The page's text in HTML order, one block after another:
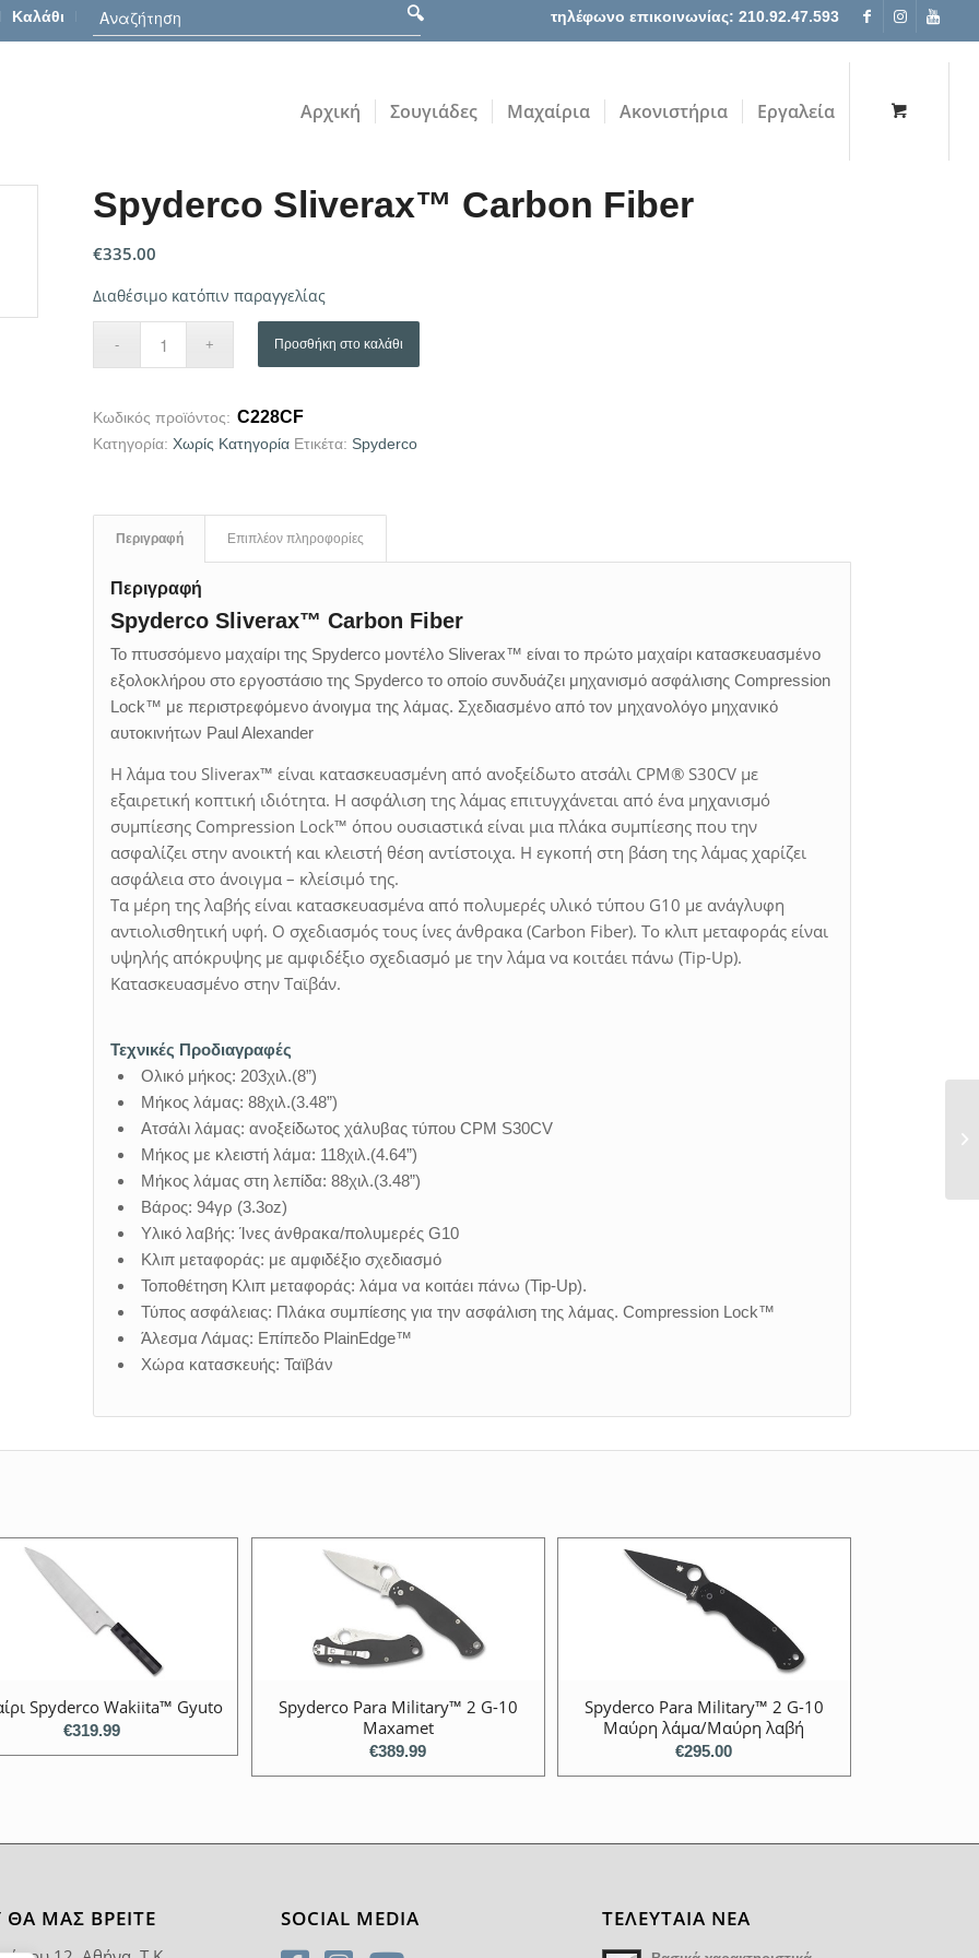
Καλάθι τηλέφωνο επικοινωνίας: 210.92.47.593
Αρχική Σουγιάδες Μαχαίρια Ακονιστήρια Εργαλεία
Spyderco Sliverax™ Carbon Fiber
€335.00
Διαθέσιμο κατόπιν παραγγελίας
Προσθήκη στο καλάθι
Κωδικός προϊόντος: C228CF
Κατηγορία:Χωρίς Κατηγορία Ετικέτα: Spyderco
Περιγραφή Επιπλέον πληροφορίες
Περιγραφή
Spyderco Sliverax™ Carbon Fiber
Το πτυσσόμενο μαχαίρι της Spyderco μοντέλο Sliverax™ είναι το πρώτο μαχαίρι κατασκευασμένο
εξολοκλήρου στο εργοστάσιο της Spyderco το οποίο συνδυάζει μηχανισμό ασφάλισης Compression
Lock™ με περιστρεφόμενο άνοιγμα της λάμας. Σχεδιασμένο από τον μηχανολόγο μηχανικό
αυτοκινήτων Paul Alexander
Η λάμα του Sliverax™ είναι κατασκευασμένη από ανοξείδωτο ατσάλι CPM® S30CV με
εξαιρετική κοπτική ιδιότητα. Η ασφάλιση της λάμας επιτυγχάνεται από ένα μηχανισμό
συμπίεσης Compression Lock™ όπου ουσιαστικά είναι μια πλάκα συμπίεσης που την
ασφαλίζει στην ανοικτή και κλειστή θέση αντίστοιχα. Η εγκοπή στη βάση της λάμας χαρίζει
ασφάλεια στο άνοιγμα – κλείσιμό της.
Τα μέρη της λαβής είναι κατασκευασμένα από πολυμερές υλικό τύπου G10 με ανάγλυφη
αντιολισθητική υφή. Ο σχεδιασμός τους ίνες άνθρακα (Carbon Fiber). Το κλιπ μεταφοράς είναι
υψηλής απόκρυψης με αμφιδέξιο σχεδιασμό με την λάμα να κοιτάει πάνω (Tip-Up).
Κατασκευασμένο στην Ταϊβάν.
Τεχνικές Προδιαγραφές
Ολικό μήκος: 203χιλ.(8”)
Μήκος λάμας: 88χιλ.(3.48”)
Ατσάλι λάμας: ανοξείδωτος χάλυβας τύπου CPM S30CV
Μήκος με κλειστή λάμα: 118χιλ.(4.64”)
Μήκος λάμας στη λεπίδα: 88χιλ.(3.48”)
Βάρος: 94γρ (3.3oz)
Υλικό λαβής: Ίνες άνθρακα/πολυμερές G10
Κλιπ μεταφοράς: με αμφιδέξιο σχεδιασμό
Τοποθέτηση Κλιπ μεταφοράς: λάμα να κοιτάει πάνω (Tip-Up).
Τύπος ασφάλειας: Πλάκα συμπίεσης για την ασφάλιση της λάμας. Compression Lock™
Άλεσμα Λάμας: Επίπεδο PlainEdge™
Χώρα κατασκευής: Ταϊβάν
Spyderco Wakiita™ Gyuto
€319.99
Spyderco Para Military™ 2 G-10
Maxamet
€389.99
Spyderco Para Military™ 2 G-10
Μαύρη λάμα/Μαύρη λαβή
€295.00
ΜΑΣ ΒΡΕΊΤΕ SOCIAL MEDIA ΤΕΛΕΥΤΑΙΑ ΝΕΑ